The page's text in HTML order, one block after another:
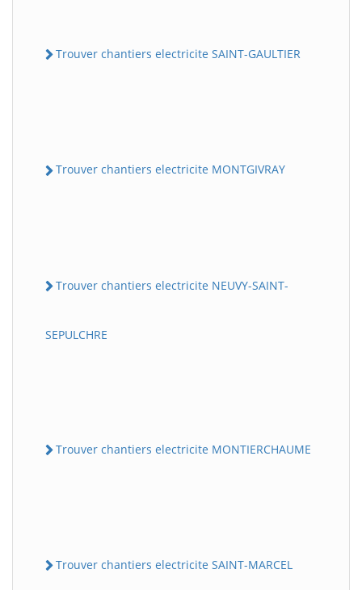
Trouver chantiers electricite SAINT-GAULTIER
Trouver chantiers electricite MONTGIVRAY
Trouver chantiers electricite NEUVY-SAINT-
SEPULCHRE
Trouver chantiers electricite MONTIERCHAUME
Trouver chantiers electricite SAINT-MARCEL